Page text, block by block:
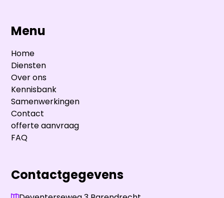
Menu
Home
Diensten
Over ons
Kennisbank
Samenwerkingen
Contact
offerte aanvraag
FAQ
Contactgegevens